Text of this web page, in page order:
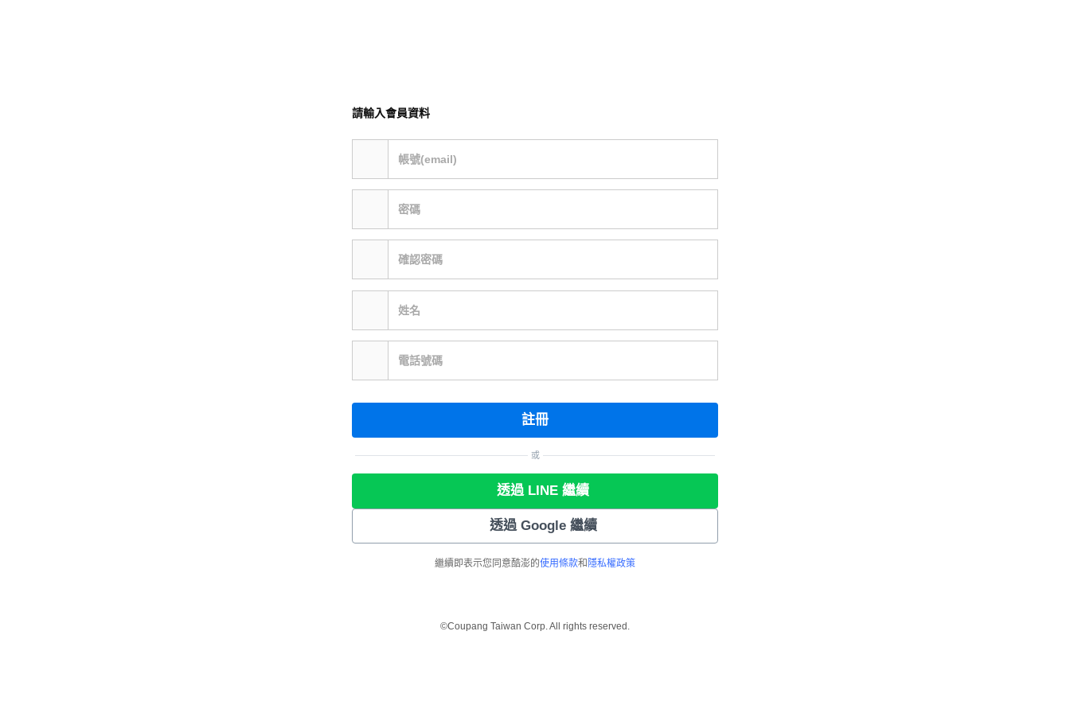
請輸入會員資料
帳號(email)
密碼
確認密碼
姓名
電話號碼
註冊
或
透過 LINE 繼續
透過 Google 繼續
繼續即表示您同意酷澎的使用條款和 隱私權政策
©Coupang Taiwan Corp. All rights reserved.